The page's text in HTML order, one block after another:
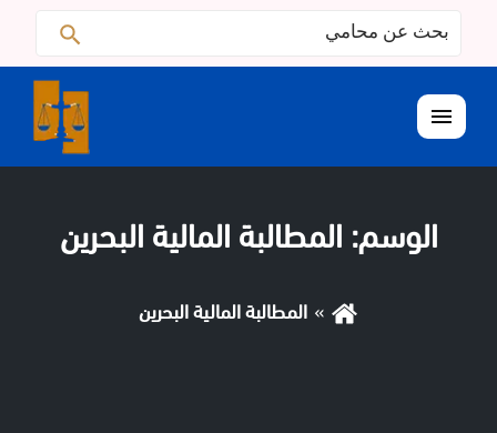
البحث
عن:
القائمة
الوسم: المطالبة المالية البحرين
المطالبة المالية البحرين